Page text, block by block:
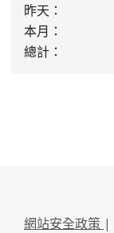
昨天：
本月：
總計：
網站安全政策 |